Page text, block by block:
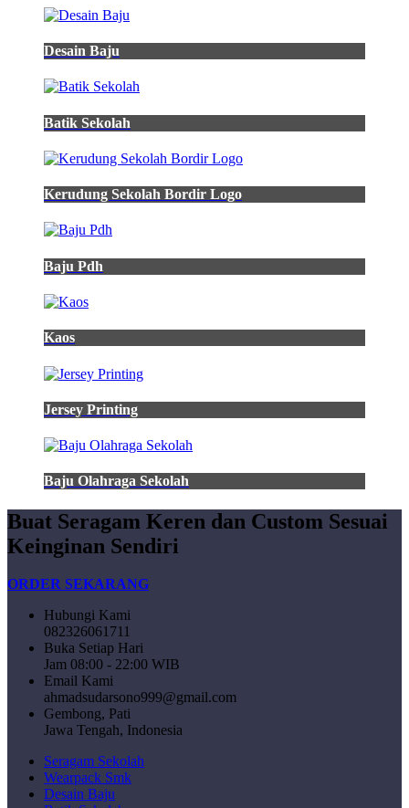
Desain Baju
Batik Sekolah
Kerudung Sekolah Bordir Logo
Baju Pdh
Kaos
Jersey Printing
Baju Olahraga Sekolah
Buat Seragam Keren dan Custom Sesuai
Keinginan Sendiri
ORDER SEKARANG
Hubungi Kami
082326061711
Buka Setiap Hari
Jam 08:00 - 22:00 WIB
Email Kami
ahmadsudarsono999@gmail.com
Gembong, Pati
Jawa Tengah, Indonesia
Seragam Sekolah
Wearpack Smk
Desain Baju